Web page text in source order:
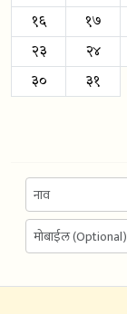
१६ १७
२३ २४
३० ३१